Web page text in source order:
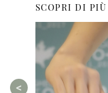
SCOPRI DI PIÙ